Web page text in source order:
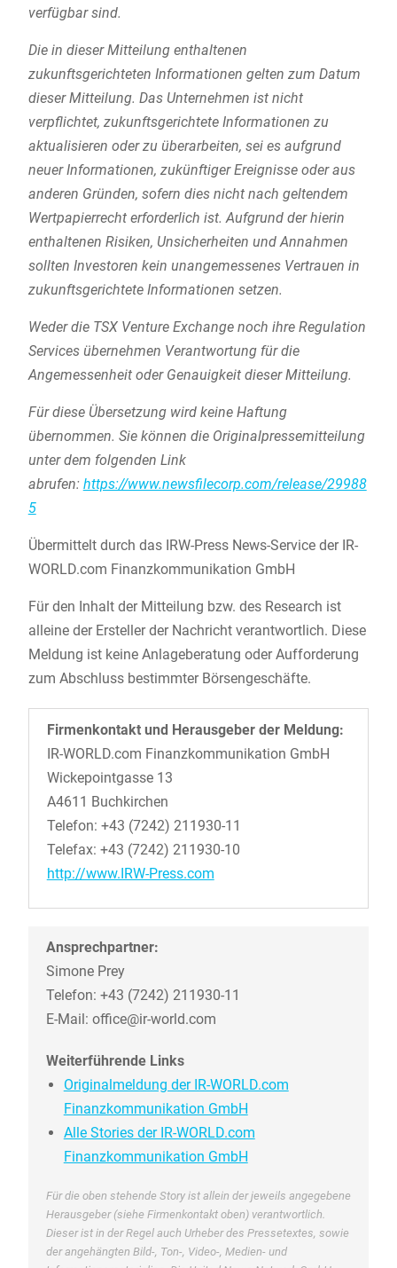
verfügbar sind.
Die in dieser Mitteilung enthaltenen
zukunftsgerichteten Informationen gelten zum Datum
dieser Mitteilung. Das Unternehmen ist nicht
verpflichtet, zukunftsgerichtete Informationen zu
aktualisieren oder zu überarbeiten, sei es aufgrund
neuer Informationen, zukünftiger Ereignisse oder aus
anderen Gründen, sofern dies nicht nach geltendem
Wertpapierrecht erforderlich ist. Aufgrund der hierin
enthaltenen Risiken, Unsicherheiten und Annahmen
sollten Investoren kein unangemessenes Vertrauen in
zukunftsgerichtete Informationen setzen.
Weder die TSX Venture Exchange noch ihre Regulation
Services übernehmen Verantwortung für die
Angemessenheit oder Genauigkeit dieser Mitteilung.
Für diese Übersetzung wird keine Haftung
übernommen. Sie können die Originalpressemitteilung
unter dem folgenden Link
abrufen: https://www.newsfilecorp.com/release/29988
5
Übermittelt durch das IRW-Press News-Service der IR-
WORLD.com Finanzkommunikation GmbH
Für den Inhalt der Mitteilung bzw. des Research ist
alleine der Ersteller der Nachricht verantwortlich. Diese
Meldung ist keine Anlageberatung oder Aufforderung
zum Abschluss bestimmter Börsengeschäfte.
Firmenkontakt und Herausgeber der Meldung:
IR-WORLD.com Finanzkommunikation GmbH
Wickepointgasse 13
A4611 Buchkirchen
Telefon: +43 (7242) 211930-11
Telefax: +43 (7242) 211930-10
http://www.IRW-Press.com
Ansprechpartner:
Simone Prey
Telefon: +43 (7242) 211930-11
E-Mail: office@ir-world.com
Weiterführende Links
Originalmeldung der IR-WORLD.com
Finanzkommunikation GmbH
Alle Stories der IR-WORLD.com
Finanzkommunikation GmbH
Für die oben stehende Story ist allein der jeweils angegebene
Herausgeber (siehe Firmenkontakt oben) verantwortlich.
Dieser ist in der Regel auch Urheber des Pressetextes, sowie
der angehängten Bild-, Ton-, Video-, Medien- und